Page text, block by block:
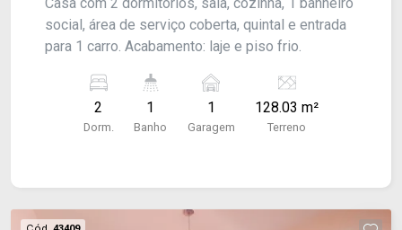
social, área de serviço coberta, quintal e entrada
para 1 carro. Acabamento: laje e piso frio.
2
Dorm.
1
Banho
1
Garagem
128.03 m²
Terreno